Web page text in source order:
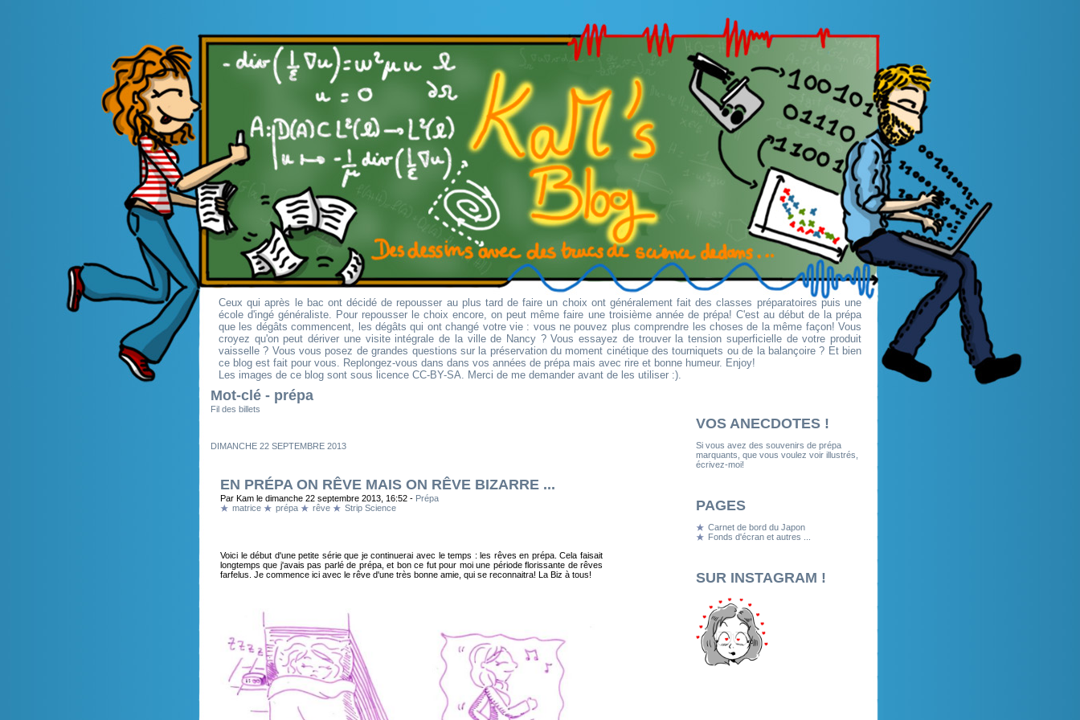
Ceux qui après le bac ont décidé de repousser au plus tard de faire un choix ont généralement fait des classes préparatoires puis une
école d'ingé généraliste. Pour repousser le choix encore, on peut même faire une troisième année de prépa! C'est au début de la prépa
que les dégâts commencent, les dégâts qui ont changé votre vie : vous ne pouvez plus comprendre les choses de la même façon! Vous
croyez qu'on peut dériver une visite intégrale de la ville de Nancy ? Vous essayez de trouver la tension superficielle de votre produit
vaisselle ? Vous vous posez de grandes questions sur la préservation du moment cinétique des tourniquets ou de la balançoire ? Et bien
ce blog est fait pour vous. Replongez-vous dans dans vos années de prépa mais avec rire et bonne humeur. Enjoy!
Les images de ce blog sont sous licence CC-BY-SA. Merci de me demander avant de les utiliser :).
Mot-clé - prépa
Fil des billets
DIMANCHE 22 SEPTEMBRE 2013
EN PRÉPA ON RÊVE MAIS ON RÊVE BIZARRE ...
Par Kam le dimanche 22 septembre 2013, 16:52 - Prépa
matrice
prépa rêve Strip Science
Voici le début d'une petite série que je continuerai avec le temps : les rêves en prépa. Cela faisait
longtemps que j'avais pas parlé de prépa, et bon ce fut pour moi une période florissante de rêves
farfelus. Je commence ici avec le rêve d'une très bonne amie, qui se reconnaitra! La Biz à tous!
VOS ANECDOTES !
Si vous avez des souvenirs de prépa
marquants, que vous voulez voir illustrés,
écrivez-moi!
PAGES
Carnet de bord du Japon
Fonds d'écran et autres ...
SUR INSTAGRAM !